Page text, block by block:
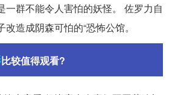
一群不能令人害怕的妖怪。 佐罗力自
造成阴森可怕的“恐怖公馆。
比较值得观看?